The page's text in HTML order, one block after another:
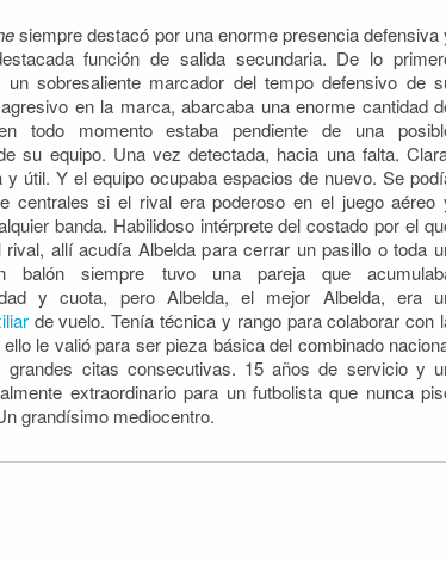
siempre destacó por una enorme presencia defensiva
función de salida secundaria. De lo
un sobresaliente marcador del tempo defensivo de
en la marca, abarcaba una enorme cantidad
todo momento estaba pendiente de una
su equipo. Una vez detectada, hacia una falta.
y útil. Y el equipo ocupaba espacios de nuevo. Se
centrales si el rival era poderoso en el juego aéreo
banda. Habilidoso intérprete del costado por el
rival, allí acudía Albelda para cerrar un pasillo o toda
balón siempre tuvo una pareja que
y cuota, pero Albelda, el mejor Albelda, era
de vuelo. Tenía técnica y rango para colaborar con
ello le valió para ser pieza básica del combinado
grandes citas consecutivas. 15 años de servicio y
extraordinario para un futbolista que nunca
grandísimo mediocentro.